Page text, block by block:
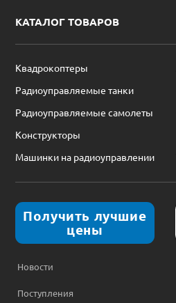
КАТАЛОГ ТОВАРОВ
Квадрокоптеры
Радиоуправляемые танки
Радиоуправляемые самолеты
Конструкторы
Машинки на радиоуправлении
Получить лучшие
цены
Новости
Поступления